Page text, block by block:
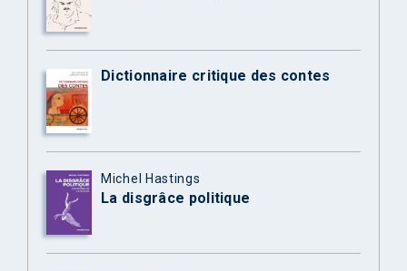
Dictionnaire critique des contes
Michel Hastings
La disgrâce politique